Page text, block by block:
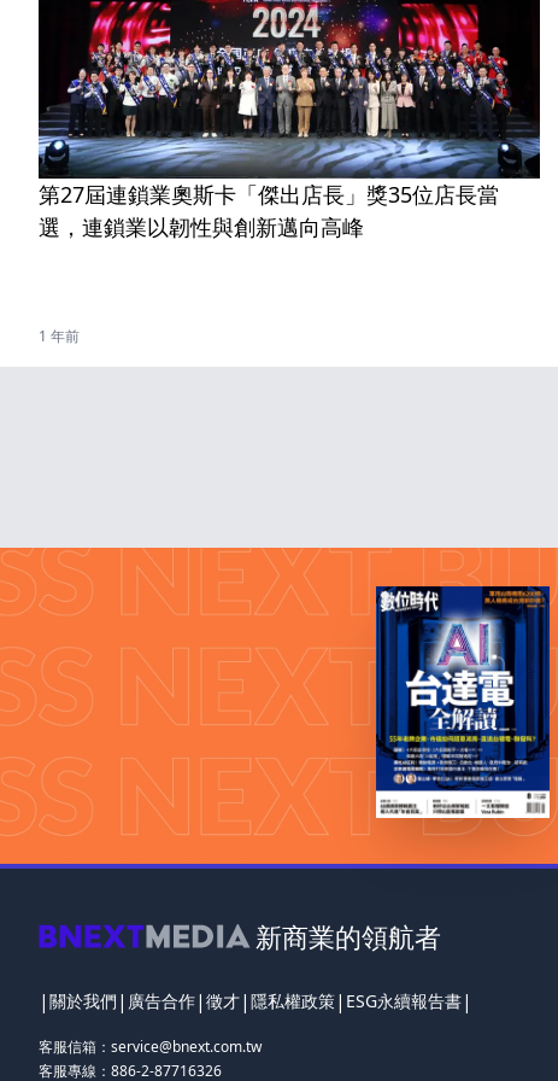
第27屆連鎖業奧斯卡「傑出店長」獎35位店長當
選，連鎖業以韌性與創新邁向高峰
1 年前
新商業的領航者
| 關於我們 | 廣告合作| 徵才| 隱私權政策| ESG永續報告書|
客服信箱： service@bnext.com.tw
客服專線：886-2-87716326